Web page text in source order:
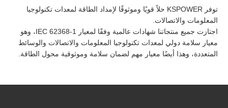
توفر KSPOWER حلاً قويًا وموثوقًا لإمداد الطاقة لمعدات تكنولوجيا
المعلومات والاتصالات.
اجتازت جميع منتجاتنا شهادات عالمية وفقًا لمعيار IEC 62368-1، وهو
معيار سلامة دولي لمعدات تكنولوجيا المعلومات والاتصالات والوسائط
المتعددة، وهذا أيضًا معيار مهم لضمان سلامة وموثوقية محول الطاقة.